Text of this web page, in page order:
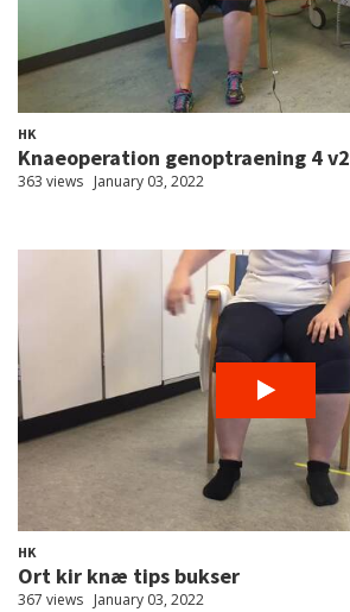
HK
Knaeoperation genoptraening 4 v2
363 views January 03, 2022
HK
Ort kir knæ tips bukser
367 views January 03, 2022